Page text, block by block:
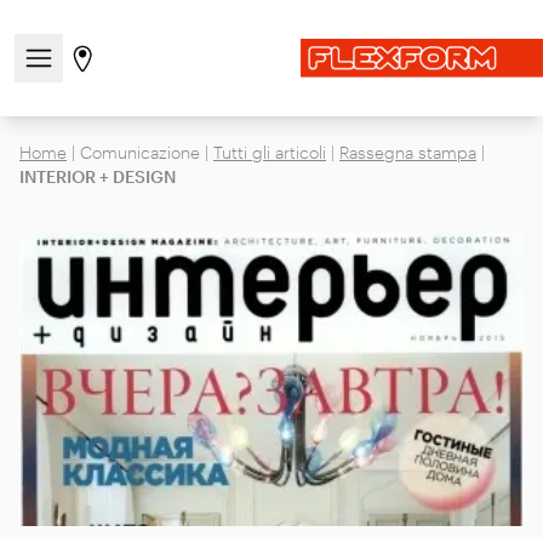
Apri/chiudi il menu di navigazione
Vai alla pagina degli stores
Home | Comunicazione | Tutti gli articoli | Rassegna stampa |
INTERIOR + DESIGN